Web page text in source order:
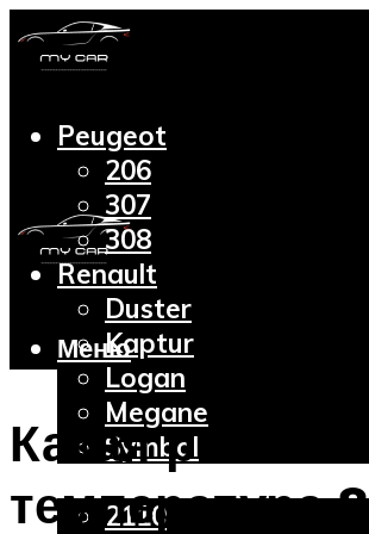
Peugeot
206
307
308
Renault
Duster
Kaptur
Logan
Megane
Symbol
2110
Меню
Какая рабочая
температура 8